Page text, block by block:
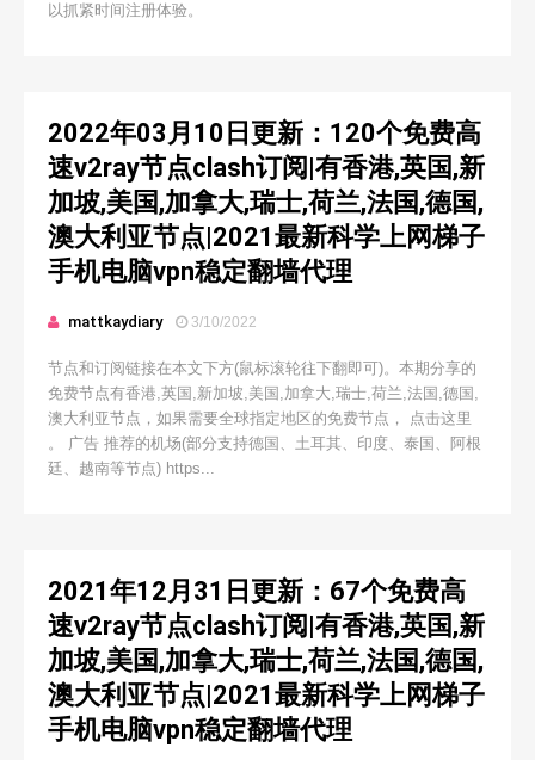
以抓紧时间注册体验。
2022年03月10日更新：120个免费高
速v2ray节点clash订阅|有香港,英国,新
加坡,美国,加拿大,瑞士,荷兰,法国,德国,
澳大利亚节点|2021最新科学上网梯子
手机电脑vpn稳定翻墙代理
mattkaydiary 3/10/2022
节点和订阅链接在本文下方(鼠标滚轮往下翻即可)。本期分享的
免费节点有香港,英国,新加坡,美国,加拿大,瑞士,荷兰,法国,德国,
澳大利亚节点，如果需要全球指定地区的免费节点， 点击这里
。 广告 推荐的机场(部分支持德国、土耳其、印度、泰国、阿根
廷、越南等节点) https...
2021年12月31日更新：67个免费高
速v2ray节点clash订阅|有香港,英国,新
加坡,美国,加拿大,瑞士,荷兰,法国,德国,
澳大利亚节点|2021最新科学上网梯子
手机电脑vpn稳定翻墙代理